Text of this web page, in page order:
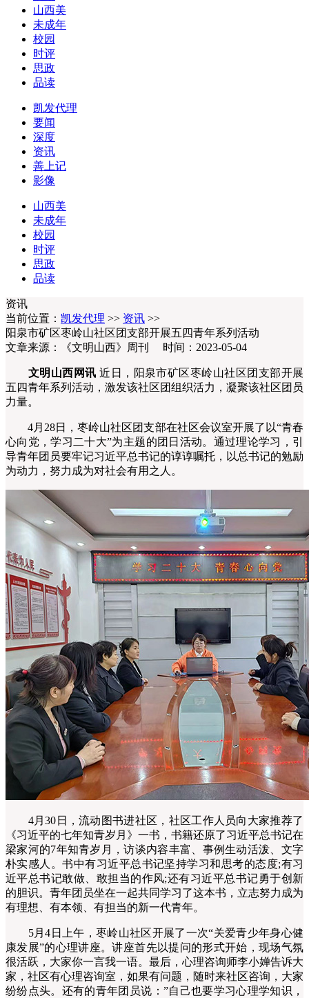
山西美
未成年
校园
时评
思政
品读
凯发代理
要闻
深度
资讯
善上记
影像
山西美
未成年
校园
时评
思政
品读
资讯
当前位置： 凯发代理 >> 资讯 >>
阳泉市矿区枣岭山社区团支部开展五四青年系列活动
文章来源：《文明山西》周刊 时间：2023-05-04
文明山西网讯 近日，阳泉市矿区枣岭山社区团支部开展
五四青年系列活动，激发该社区团组织活力，凝聚该社区团员
力量。
4月28日，枣岭山社区团支部在社区会议室开展了以“青春
心向党，学习二十大”为主题的团日活动。通过理论学习，引
导青年团员要牢记习近平总书记的谆谆嘱托，以总书记的勉励
为动力，努力成为对社会有用之人。
4月30日，流动图书进社区，社区工作人员向大家推荐了
《习近平的七年知青岁月》一书，书籍还原了习近平总书记在
梁家河的7年知青岁月，访谈内容丰富、事例生动活泼、文字
朴实感人。书中有习近平总书记坚持学习和思考的态度;有习
近平总书记敢做、敢担当的作风;还有习近平总书记勇于创新
的胆识。青年团员坐在一起共同学习了这本书，立志努力成为
有理想、有本领、有担当的新一代青年。
5月4日上午，枣岭山社区开展了一次“关爱青少年身心健
康发展”的心理讲座。讲座首先以提问的形式开始，现场气氛
很活跃，大家你一言我一语。最后，心理咨询师李小婵告诉大
家，社区有心理咨询室，如果有问题，随时来社区咨询，大家
纷纷点头。还有的青年团员说：”自己也要学习心理学知识，